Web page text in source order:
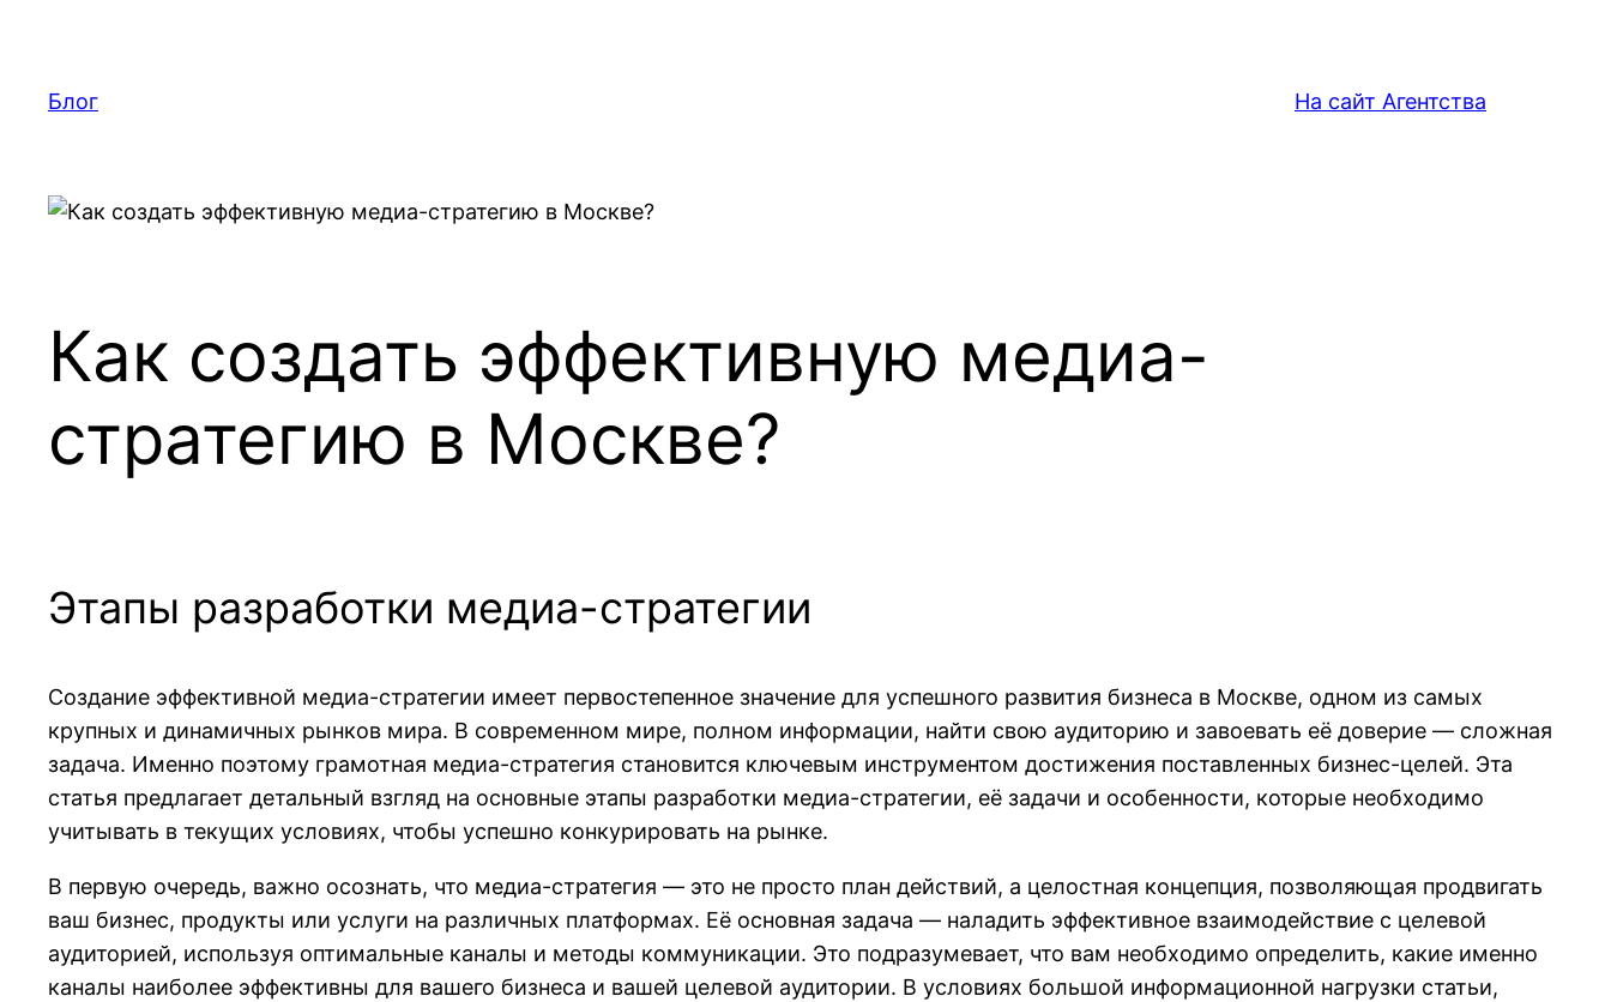
содержимому
Блог На сайт Агентства
Как создать эффективную медиа-
стратегию в Москве?
Этапы разработки медиа-стратегии
Создание эффективной медиа-стратегии имеет первостепенное значение для успешного развития бизнеса в Москве, одном из самых
крупных и динамичных рынков мира. В современном мире, полном информации, найти свою аудиторию и завоевать её доверие — сложная
задача. Именно поэтому грамотная медиа-стратегия становится ключевым инструментом достижения поставленных бизнес-целей. Эта
статья предлагает детальный взгляд на основные этапы разработки медиа-стратегии, её задачи и особенности, которые необходимо
учитывать в текущих условиях, чтобы успешно конкурировать на рынке.
В первую очередь, важно осознать, что медиа-стратегия — это не просто план действий, а целостная концепция, позволяющая продвигать
ваш бизнес, продукты или услуги на различных платформах. Её основная задача — наладить эффективное взаимодействие с целевой
аудиторией, используя оптимальные каналы и методы коммуникации. Это подразумевает, что вам необходимо определить, какие именно
каналы наиболее эффективны для вашего бизнеса и вашей целевой аудитории. В условиях большой информационной нагрузки статьи,